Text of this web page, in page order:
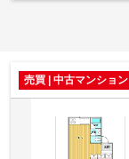
売買 | 中古マンション